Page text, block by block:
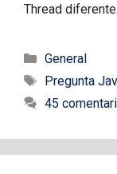
Thread diferente.
Categorías
General
Etiquetas
Pregunta
45